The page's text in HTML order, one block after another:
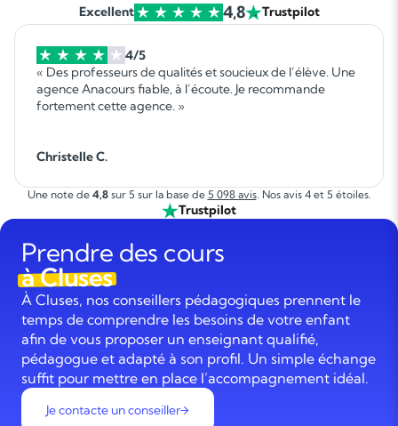
Excellent 4,8 Trustpilot
4/5
« Des professeurs de qualités et soucieux de l’élève. Une
agence Anacours fiable, à l’écoute. Je recommande
fortement cette agence. »
Christelle C.
Une note de 4,8sur 5 sur la base de 5 098 avis. Nos avis 4 et 5 étoiles.
Trustpilot
Prendre des cours
à Cluses
À Cluses, nos conseillers pédagogiques prennent le
temps de comprendre les besoins de votre enfant
afin de vous proposer un enseignant qualifié,
pédagogue et adapté à son profil. Un simple échange
suffit pour mettre en place l’accompagnement idéal.
Je contacte un conseiller